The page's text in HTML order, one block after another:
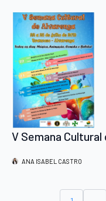
V Semana
ANA ISABEL CASTRO